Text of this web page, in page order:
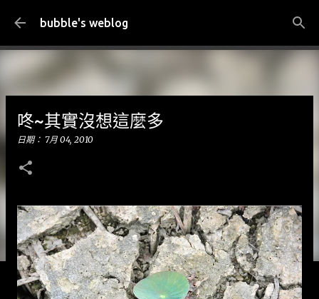
跳到主要內容
bubble's weblog
咚~其實沒想這麼多
日期： 7月 04, 2010